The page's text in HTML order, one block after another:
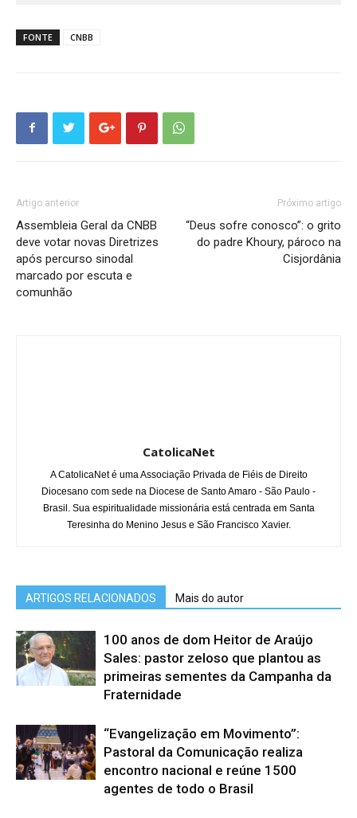
FONTE CNBB
Artigo anterior
Assembleia Geral da CNBB
deve votar novas Diretrizes
após percurso sinodal
marcado por escuta e
comunhão
Próximo artigo
“Deus sofre conosco”: o grito
do padre Khoury, pároco na
Cisjordânia
CatolicaNet
A CatolicaNet é uma Associação Privada de Fiéis de Direito
Diocesano com sede na Diocese de Santo Amaro - São Paulo -
Brasil. Sua espiritualidade missionária está centrada em Santa
Teresinha do Menino Jesus e São Francisco Xavier.
ARTIGOS RELACIONADOS Mais do autor
100 anos de dom Heitor de Araújo
Sales: pastor zeloso que plantou as
primeiras sementes da Campanha da
Fraternidade
“Evangelização em Movimento”:
Pastoral da Comunicação realiza
encontro nacional e reúne 1500
agentes de todo o Brasil